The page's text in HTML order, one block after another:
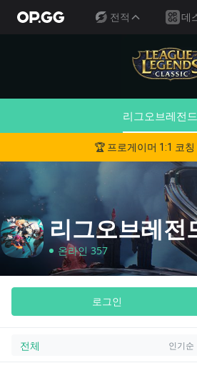
전적 데
리그오브레전드
🏆 프로게이머 1:1 코칭
리그오브레전
온라인 357
로그인
전체 인기순